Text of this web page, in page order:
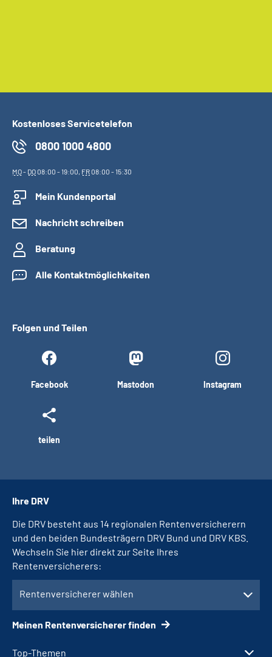
Kostenloses Servicetelefon
0800 1000 4800
MO- DO08:00 - 19:00, FR08:00 - 15:30
Mein Kundenportal
Nachricht schreiben
Beratung
Alle Kontaktmöglichkeiten
Folgen und Teilen
Facebook Mastodon Instagram
teilen
Top-Themen
Ihre DRV
Die DRV besteht aus 14 regionalen Rentenversicherern
und den beiden Bundesträgern DRV Bund und DRV KBS.
Wechseln Sie hier direkt zur Seite Ihres
Rentenversicherers:
Rentenversicherer wählen
Meinen Rentenversicherer finden